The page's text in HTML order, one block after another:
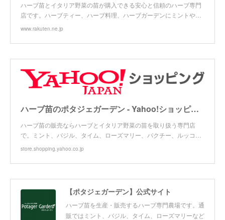
ハーブ苗とイタリア野菜の苗が購入できる安心と信頼のハーブ専門
店です。ハーブティー、ハーブ料理、ハーブガーデンにミントや…
www.rakuten.ne.jp
ハーブ苗のポタジェガーデン - Yahoo!ショッピング
ハーブ苗の販売ならハーブとイタリア野菜の苗を取り扱う専門店
で。ミント、バジル、タイム、ローズマリー、パクチー、ルッコ…
store.shopping.yahoo.co.jp
【ポタジェガーデン】公式サイト
ハーブ苗を生産・販売するハーブ専門農場です。通
販ではミント、バジル、タイム、ローズマリーなど